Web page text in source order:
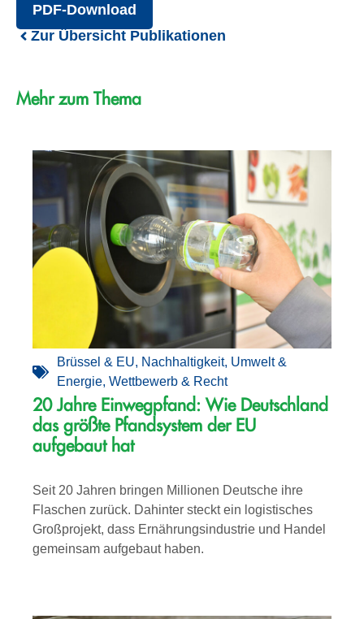
PDF-Download
Zur Übersicht Publikationen
Mehr zum Thema
Brüssel & EU, Nachhaltigkeit, Umwelt &
Energie, Wettbewerb & Recht
20 Jahre Einwegpfand: Wie Deutschland
das größte Pfandsystem der EU
aufgebaut hat
Seit 20 Jahren bringen Millionen Deutsche ihre
Flaschen zurück. Dahinter steckt ein logistisches
Großprojekt, dass Ernährungsindustrie und Handel
gemeinsam aufgebaut haben.